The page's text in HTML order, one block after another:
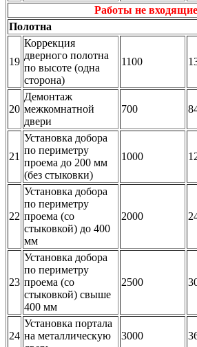
Работы не
Полотна
19
Коррекция
дверного полотна
по высоте (одна
сторона)
1100
20
Демонтаж
межкомнатной
двери
700
21
Установка добора
по периметру
проема до 200 мм
(без стыковки)
1000
22
Установка добора
по периметру
проема (со
стыковкой) до 400
мм
2000
23
Установка добора
по периметру
проема (со
стыковкой) свыше
400 мм
2500
24
Установка портала
на металлическую
3000